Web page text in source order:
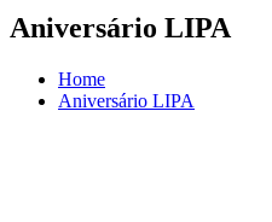
Aniversário LIPA
Home
Aniversário LIPA